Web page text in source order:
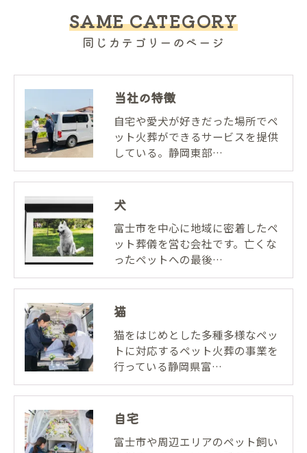
同じカテゴリーのページ
SAME CATEGORY
当社の特徴
自宅や愛犬が好きだった場所でペ
ット火葬ができるサービスを提供
している。静岡東部…
犬
富士市を中心に地域に密着したペ
ット葬儀を営む会社です。亡くな
ったペットへの最後…
猫
猫をはじめとした多種多様なペッ
トに対応するペット火葬の事業を
行っている静岡県富…
自宅
富士市や周辺エリアのペット飼い